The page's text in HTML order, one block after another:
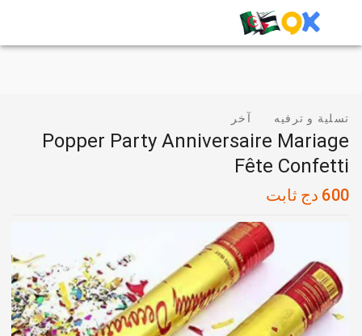
تسلية و ترفيه آخر
Popper Party Anniversaire Mariage
Fête Confetti
600 دج ثابت